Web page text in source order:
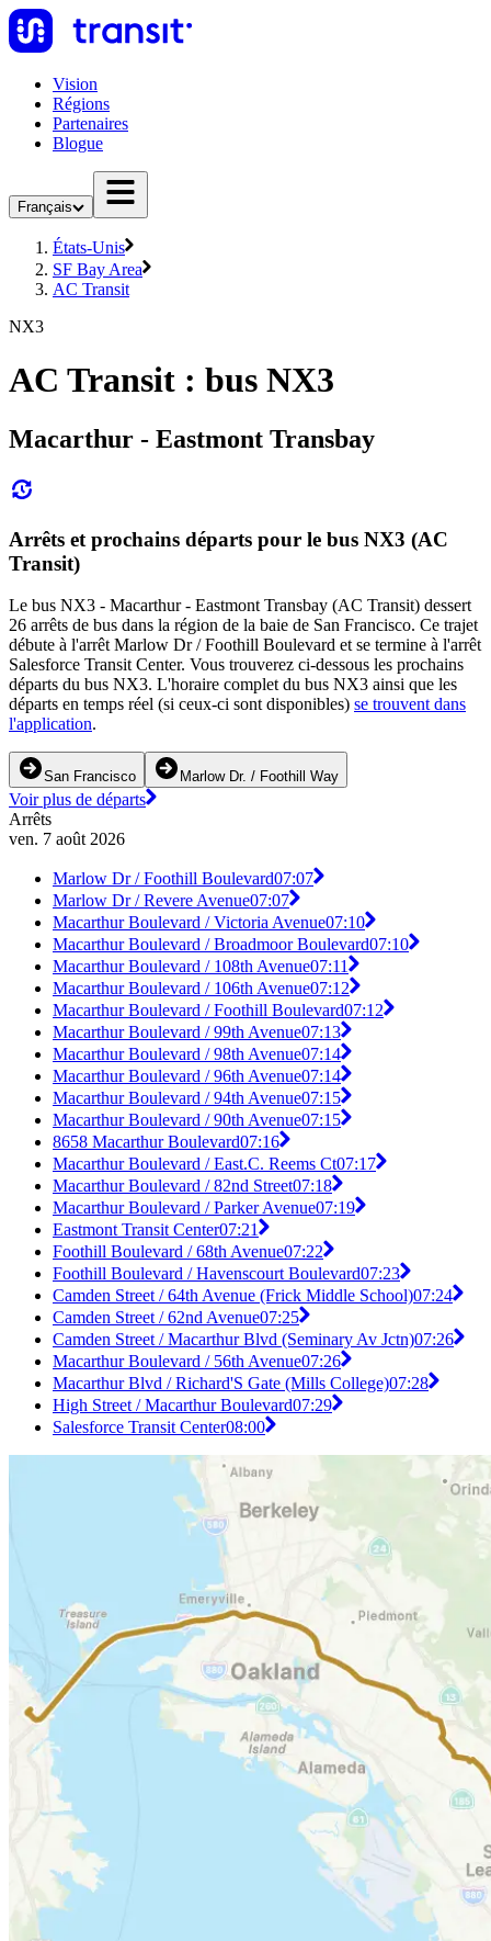
Vision
Régions
Partenaires
Blogue
Français
États-Unis
SF Bay Area
AC Transit
NX3
AC Transit : bus NX3
Macarthur - Eastmont Transbay
Arrêts et prochains départs pour le bus NX3 (AC
Transit)
Le bus NX3 - Macarthur - Eastmont Transbay (AC Transit) dessert
26 arrêts de bus dans la région de la baie de San Francisco. Ce trajet
débute à l'arrêt Marlow Dr / Foothill Boulevard et se termine à l'arrêt
Salesforce Transit Center. Vous trouverez ci-dessous les prochains
départs du bus NX3. L'horaire complet du bus NX3 ainsi que les
départs en temps réel (si ceux-ci sont disponibles) se trouvent dans
l'application.
San Francisco Marlow Dr. / Foothill Way
Voir plus de départs
Arrêts
ven. 7 août 2026
Marlow Dr / Foothill Boulevard07:07
Marlow Dr / Revere Avenue07:07
Macarthur Boulevard / Victoria Avenue07:10
Macarthur Boulevard / Broadmoor Boulevard07:10
Macarthur Boulevard / 108th Avenue07:11
Macarthur Boulevard / 106th Avenue07:12
Macarthur Boulevard / Foothill Boulevard07:12
Macarthur Boulevard / 99th Avenue07:13
Macarthur Boulevard / 98th Avenue07:14
Macarthur Boulevard / 96th Avenue07:14
Macarthur Boulevard / 94th Avenue07:15
Macarthur Boulevard / 90th Avenue07:15
8658 Macarthur Boulevard07:16
Macarthur Boulevard / East.C. Reems Ct07:17
Macarthur Boulevard / 82nd Street07:18
Macarthur Boulevard / Parker Avenue07:19
Eastmont Transit Center07:21
Foothill Boulevard / 68th Avenue07:22
Foothill Boulevard / Havenscourt Boulevard07:23
Camden Street / 64th Avenue (Frick Middle School)07:24
Camden Street / 62nd Avenue07:25
Camden Street / Macarthur Blvd (Seminary Av Jctn)07:26
Macarthur Boulevard / 56th Avenue07:26
Macarthur Blvd / Richard'S Gate (Mills College)07:28
High Street / Macarthur Boulevard07:29
Salesforce Transit Center08:00